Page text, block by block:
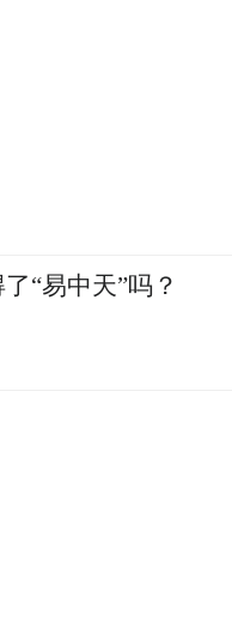
“易中天”吗？